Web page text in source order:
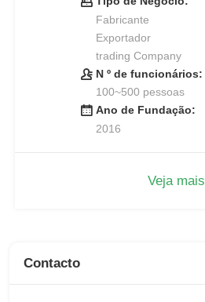
Fabricante
Exportador
trading Company
N º de funcionários:
100~500 pessoas
Ano de Fundação:
2016
Veja mais
Contacto